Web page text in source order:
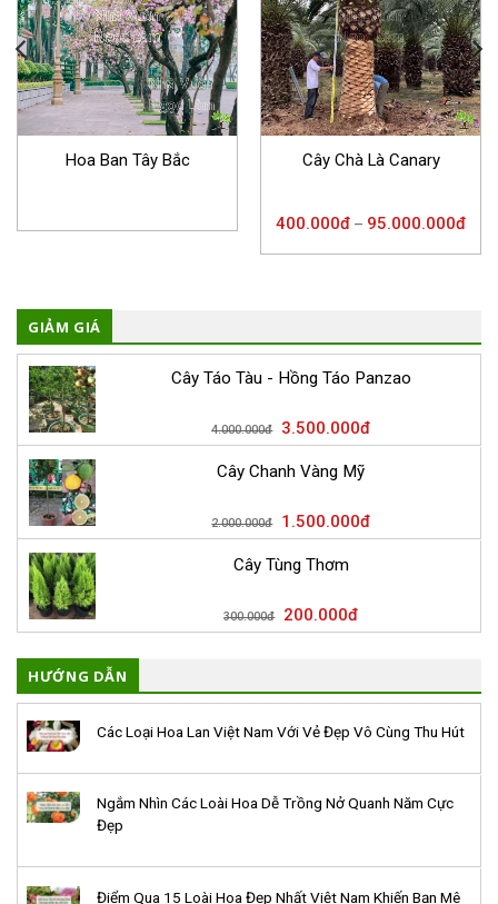
Hoa Ban Tây Bắc Cây Chà Là Canary
400.000đ – 95.000.000đ
GIẢM GIÁ
Cây Táo Tàu - Hồng Táo Panzao
4.000.000đ 3.500.000đ
Cây Chanh Vàng Mỹ
2.000.000đ 1.500.000đ
Cây Tùng Thơm
300.000đ 200.000đ
HƯỚNG DẪN
Các Loại Hoa Lan Việt Nam Với Vẻ Đẹp Vô Cùng Thu Hút
Ngắm Nhìn Các Loài Hoa Dễ Trồng Nở Quanh Năm Cực
Đẹp
Điểm Qua 15 Loài Hoa Đẹp Nhất Việt Nam Khiến Bạn Mê